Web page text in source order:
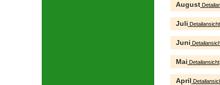
August
Juli Detailansicht
Juni
Mai Detailansicht
April